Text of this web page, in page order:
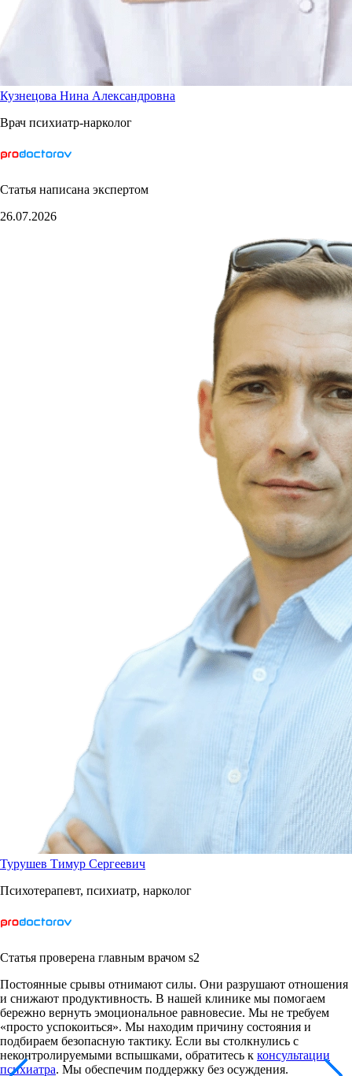
Кузнецова Нина Александровна
Врач психиатр-нарколог
Статья написана экспертом
26.07.2026
Турушев Тимур Сергеевич
Психотерапевт, психиатр, нарколог
Статья проверена главным врачом s2
Постоянные срывы отнимают силы. Они разрушают отношения
и снижают продуктивность. В нашей клинике мы помогаем
бережно вернуть эмоциональное равновесие. Мы не требуем
«просто успокоиться». Мы находим причину состояния и
подбираем безопасную тактику. Если вы столкнулись с
неконтролируемыми вспышками, обратитесь к консультации
психиатра. Мы обеспечим поддержку без осуждения.